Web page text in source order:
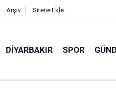
Arşiv Sitene Ekle
DIYARBAKIR SPOR